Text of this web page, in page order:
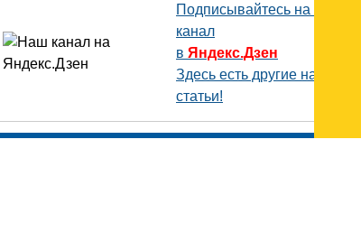
Подписывайтесь на наш
канал
в Яндекс.Дзен
Здесь есть другие наши
статьи!